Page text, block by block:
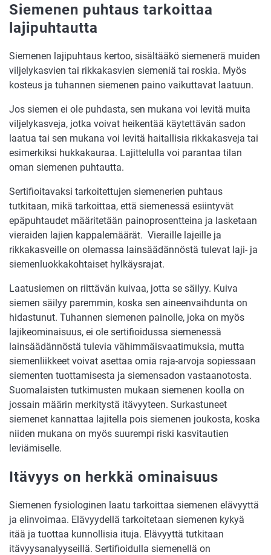
Siemenen puhtaus tarkoittaa
lajipuhtautta
Siemenen lajipuhtaus kertoo, sisältääkö siemenerä muiden
viljelykasvien tai rikkakasvien siemeniä tai roskia. Myös
kosteus ja tuhannen siemenen paino vaikuttavat laatuun.
Jos siemen ei ole puhdasta, sen mukana voi levitä muita
viljelykasveja, jotka voivat heikentää käytettävän sadon
laatua tai sen mukana voi levitä haitallisia rikkakasveja tai
esimerkiksi hukkakauraa. Lajittelulla voi parantaa tilan
oman siemenen puhtautta.
Sertifioitavaksi tarkoitettujen siemenerien puhtaus
tutkitaan, mikä tarkoittaa, että siemenessä esiintyvät
epäpuhtaudet määritetään painoprosentteina ja lasketaan
vieraiden lajien kappalemäärät. Vieraille lajeille ja
rikkakasveille on olemassa lainsäädännöstä tulevat laji- ja
siemenluokkakohtaiset hylkäysrajat.
Laatusiemen on riittävän kuivaa, jotta se säilyy. Kuiva
siemen säilyy paremmin, koska sen aineenvaihdunta on
hidastunut. Tuhannen siemenen painolle, joka on myös
lajikeominaisuus, ei ole sertifioidussa siemenessä
lainsäädännöstä tulevia vähimmäisvaatimuksia, mutta
siemenliikkeet voivat asettaa omia raja-arvoja sopiessaan
siementen tuottamisesta ja siemensadon vastaanotosta.
Suomalaisten tutkimusten mukaan siemenen koolla on
jossain määrin merkitystä itävyyteen. Surkastuneet
siemenet kannattaa lajitella pois siemenen joukosta, koska
niiden mukana on myös suurempi riski kasvitautien
leviämiselle.
Itävyys on herkkä ominaisuus
Siemenen fysiologinen laatu tarkoittaa siemenen elävyyttä
ja elinvoimaa. Elävyydellä tarkoitetaan siemenen kykyä
itää ja tuottaa kunnollisia ituja. Elävyyttä tutkitaan
itävyysanalyyseillä. Sertifioidulla siemenellä on